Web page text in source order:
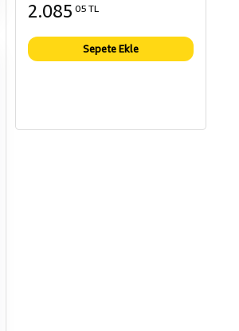
2.085 05 TL
Sepete Ekle